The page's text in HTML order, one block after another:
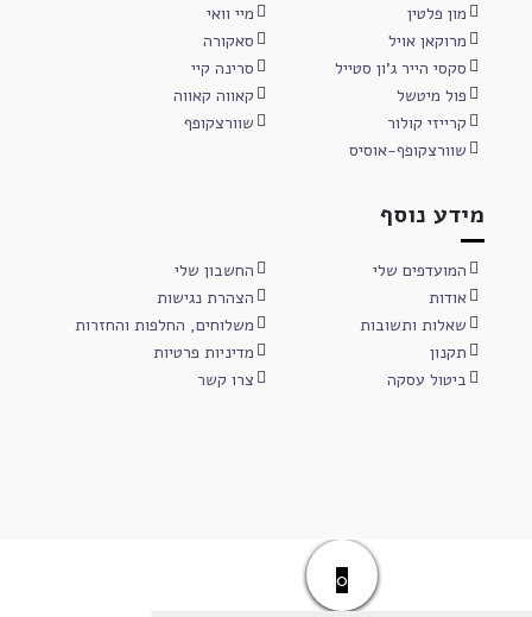
מון פלטין
מיי וואי
מרוקאן אויל
סאקורה
סקסי הייר ג'ון סטייל
סרינה קיי
פול מיטשל
קאווה קאווה
קרייזי קולור
שוורצקופף
שוורצקופף-אוסיס
מידע נוסף
המועדפים שלי
החשבון שלי
אודות
הצהרת נגישות
שאלות ותשובות
משלוחים, החלפות והחזרות
תקנון
מדיניות פרטיות
ביטול עסקה
צרו קשר
0